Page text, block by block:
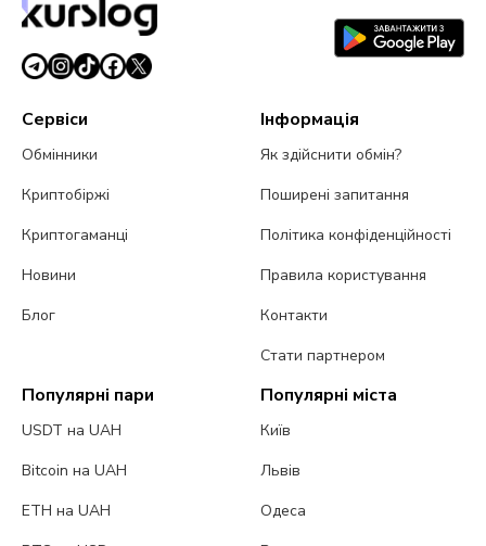
Сервіси
Обмінники
Криптобіржі
Криптогаманці
Новини
Блог
Інформація
Як здійснити обмін?
Поширені запитання
Політика конфіденційності
Правила користування
Контакти
Стати партнером
Популярні пари
USDT на UAH
Bitcoin на UAH
ETH на UAH
Популярні міста
Київ
Львів
Одеса